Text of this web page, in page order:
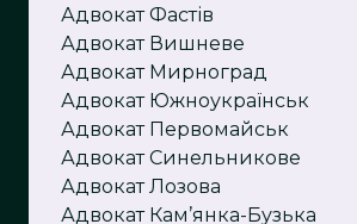
Адвокат Фастів
Адвокат Вишневе
Адвокат Мирноград
Адвокат Южноукраїнськ
Адвокат Первомайськ
Адвокат Синельникове
Адвокат Лозова
Адвокат Кам’янка-Бузька